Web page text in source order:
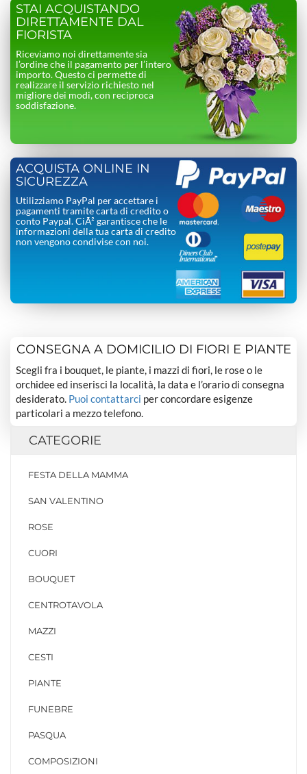
STAI ACQUISTANDO
DIRETTAMENTE DAL
FIORISTA
Riceviamo noi direttamente sia
l’ordine che il pagamento per l’intero
importo. Questo ci permette di
realizzare il servizio richiesto nel
migliore dei modi, con reciproca
soddisfazione.
ACQUISTA ONLINE IN
SICUREZZA
Utilizziamo PayPal per accettare i
pagamenti tramite carta di credito o
conto Paypal. CiÃ² garantisce che le
informazioni della tua carta di credito
non vengono condivise con noi.
CONSEGNA A DOMICILIO DI FIORI E PIANTE
Scegli fra i bouquet, le piante, i mazzi di fiori, le rose o le
orchidee ed inserisci la località, la data e l’orario di consegna
desiderato. Puoi contattarci per concordare esigenze
particolari a mezzo telefono.
CATEGORIE
FESTA DELLA MAMMA
SAN VALENTINO
ROSE
CUORI
BOUQUET
CENTROTAVOLA
MAZZI
CESTI
PIANTE
FUNEBRE
PASQUA
COMPOSIZIONI